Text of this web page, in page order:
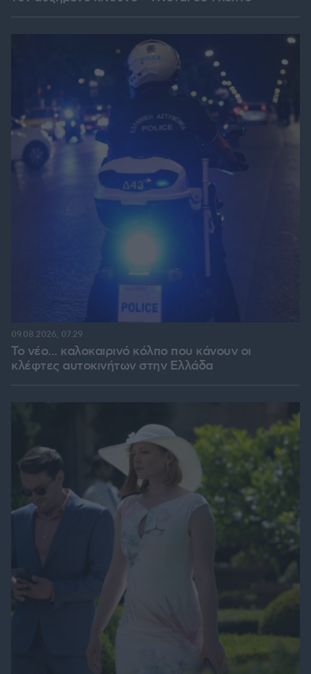
Το νέο... καλοκαιρινό κόλπο που κάνουν οι
κλέφτες αυτοκινήτων στην Ελλάδα
09.08.2026, 07:29